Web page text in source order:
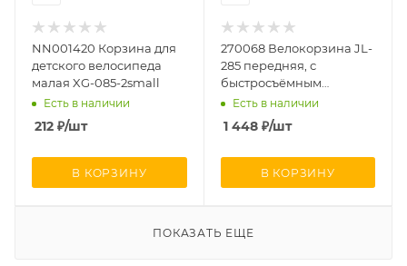
NN001420 Корзина для
детского велоcипеда
малая XG-085-2small
Есть в наличии
212 ₽/шт
В КОРЗИНУ
270068 Велокорзина JL-
285 передняя, с
быстросъёмным
креплением(22,2 мм
Есть в наличии
1 448₽/шт
В КОРЗИНУ
ПОКАЗАТЬ ЕЩЕ